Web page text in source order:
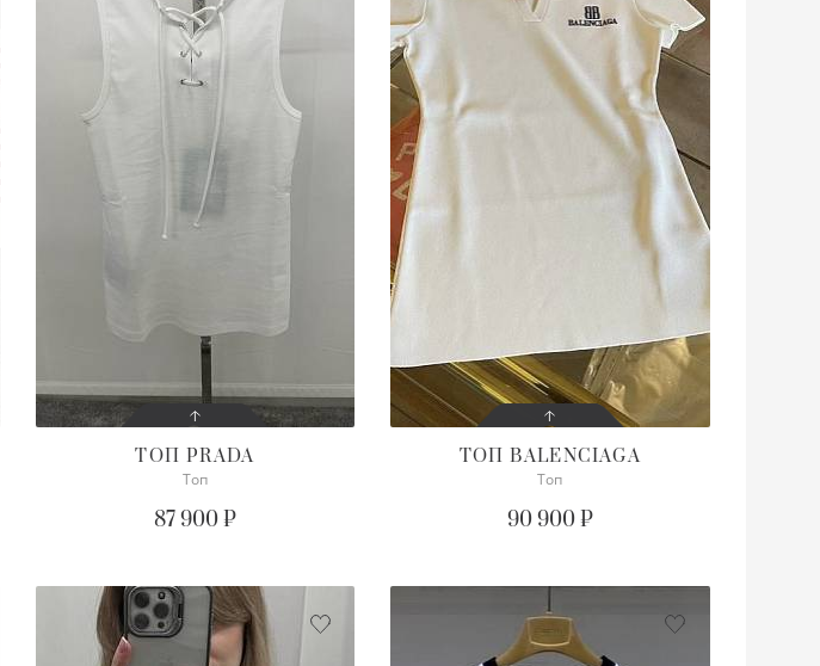
СОСТОЯНИЕ
нужного размера
ПОДРОБНЕЕ
ТОП PRADA
Топ
87 900 ₽
СОСТОЯНИЕ
нужного размера
ПОДРОБНЕЕ
ТОПBALENCIAGA
Топ
90 900 ₽